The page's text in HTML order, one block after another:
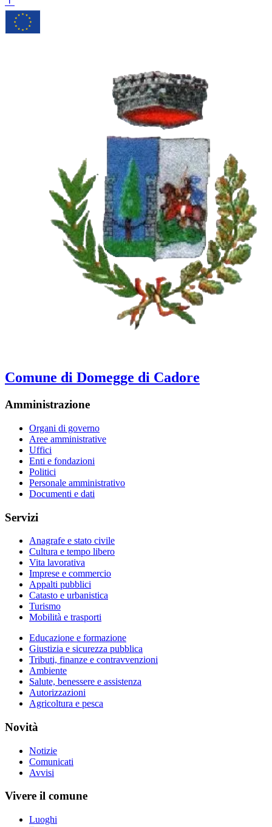
Comune di Domegge di Cadore
Amministrazione
Organi di governo
Aree amministrative
Uffici
Enti e fondazioni
Politici
Personale amministrativo
Documenti e dati
Servizi
Anagrafe e stato civile
Cultura e tempo libero
Vita lavorativa
Imprese e commercio
Appalti pubblici
Catasto e urbanistica
Turismo
Mobilità e trasporti
Educazione e formazione
Giustizia e sicurezza pubblica
Tributi, finanze e contravvenzioni
Ambiente
Salute, benessere e assistenza
Autorizzazioni
Agricoltura e pesca
Novità
Notizie
Comunicati
Avvisi
Vivere il comune
Luoghi